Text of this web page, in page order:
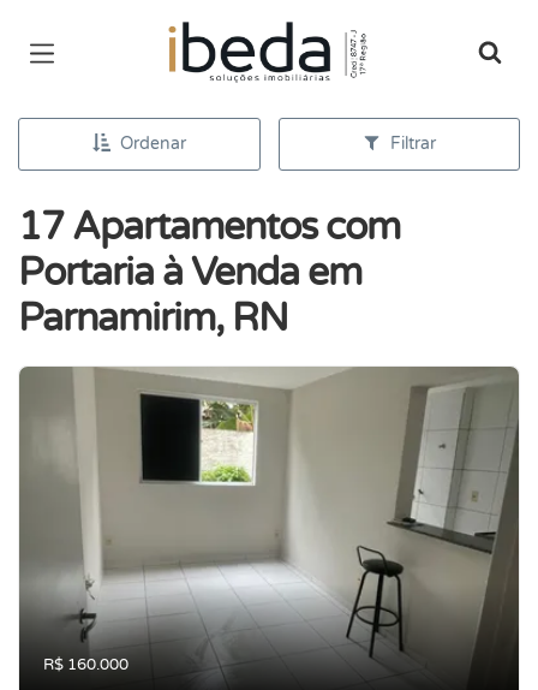
Página inicial
Ordenar Filtrar
17 Apartamentos com
Portaria à Venda em
Parnamirim, RN
R$ 160.000